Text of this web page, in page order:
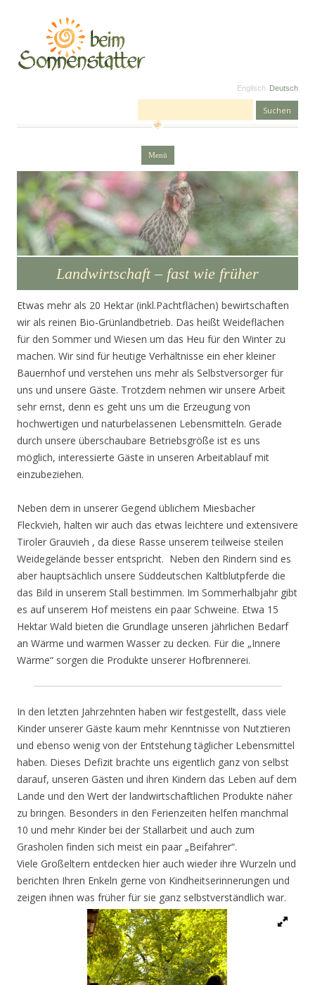
Deutsch
Englisch
Menü Zum Inhalt springen
Landwirtschaft – fast wie früher
Etwas mehr als 20 Hektar (inkl.Pachtflächen) bewirtschaften
wir als reinen Bio-Grünlandbetrieb. Das heißt Weideflächen
für den Sommer und Wiesen um das Heu für den Winter zu
machen. Wir sind für heutige Verhältnisse ein eher kleiner
Bauernhof und verstehen uns mehr als Selbstversorger für
uns und unsere Gäste. Trotzdem nehmen wir unsere Arbeit
sehr ernst, denn es geht uns um die Erzeugung von
hochwertigen und naturbelassenen Lebensmitteln. Gerade
durch unsere überschaubare Betriebsgröße ist es uns
möglich, interessierte Gäste in unseren Arbeitablauf mit
einzubeziehen.
Neben dem in unserer Gegend üblichem Miesbacher
Fleckvieh, halten wir auch das etwas leichtere und extensivere
Tiroler Grauvieh , da diese Rasse unserem teilweise steilen
Weidegelände besser entspricht. Neben den Rindern sind es
aber hauptsächlich unsere Süddeutschen Kaltblutpferde die
das Bild in unserem Stall bestimmen. Im Sommerhalbjahr gibt
es auf unserem Hof meistens ein paar Schweine. Etwa 15
Hektar Wald bieten die Grundlage unseren jährlichen Bedarf
an Wärme und warmen Wasser zu decken. Für die „Innere
Wärme“ sorgen die Produkte unserer Hofbrennerei.
In den letzten Jahrzehnten haben wir festgestellt, dass viele
Kinder unserer Gäste kaum mehr Kenntnisse von Nutztieren
und ebenso wenig von der Entstehung täglicher Lebensmittel
haben. Dieses Defizit brachte uns eigentlich ganz von selbst
darauf, unseren Gästen und ihren Kindern das Leben auf dem
Lande und den Wert der landwirtschaftlichen Produkte näher
zu bringen. Besonders in den Ferienzeiten helfen manchmal
10 und mehr Kinder bei der Stallarbeit und auch zum
Grasholen finden sich meist ein paar „Beifahrer“.
Viele Großeltern entdecken hier auch wieder ihre Wurzeln und
berichten Ihren Enkeln gerne von Kindheitserinnerungen und
zeigen ihnen was früher für sie ganz selbstverständlich war.